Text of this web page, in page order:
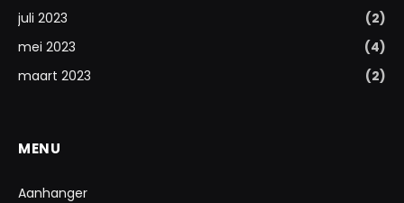
juli 2023
(2)
mei 2023
(4)
maart 2023
(2)
MENU
Aanhanger